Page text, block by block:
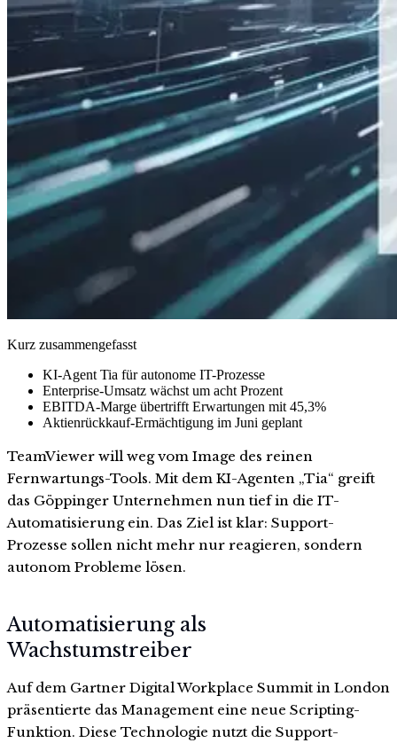
Kurz zusammengefasst
KI-Agent Tia für autonome IT-Prozesse
Enterprise-Umsatz wächst um acht Prozent
EBITDA-Marge übertrifft Erwartungen mit 45,3%
Aktienrückkauf-Ermächtigung im Juni geplant
TeamViewer will weg vom Image des reinen
Fernwartungs-Tools. Mit dem KI-Agenten „Tia“ greift
das Göppinger Unternehmen nun tief in die IT-
Automatisierung ein. Das Ziel ist klar: Support-
Prozesse sollen nicht mehr nur reagieren, sondern
autonom Probleme lösen.
Automatisierung als
Wachstumstreiber
Auf dem Gartner Digital Workplace Summit in London
präsentierte das Management eine neue Scripting-
Funktion. Diese Technologie nutzt die Support-